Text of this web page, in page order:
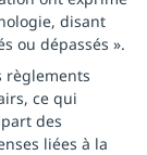
disant
ou dépassés ».
règlements
ce qui
des
liées à la